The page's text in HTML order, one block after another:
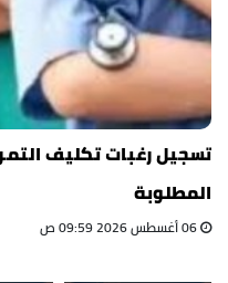
المطلوبة